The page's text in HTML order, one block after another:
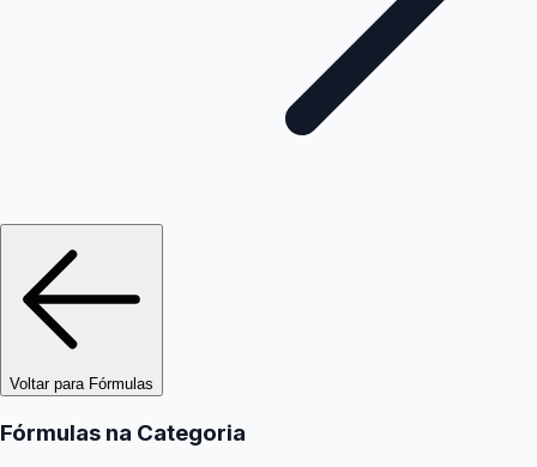
Voltar para Fórmulas
Fórmulas na Categoria